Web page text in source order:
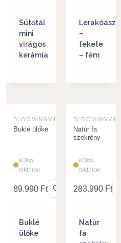
Sütőtál
mini
virágos
kerámia
–
fekete
– fém
BLOOMINGVILLE
Buklé ülőke
Külső
raktáron
89.990 Ft
Buklé
ülőke
Natúr fa
szekrény
Külső
raktáron
283.990 Ft
Natúr
fa